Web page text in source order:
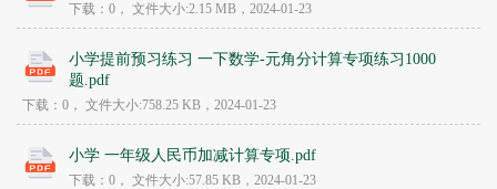
下载：0， 文件大小:2.15 MB ，2024-01-23
小学提前预习练习 一下数学-元角分计算专项练习1000
题.pdf
下载：0， 文件大小:758.25 KB ，2024-01-23
小学 一年级人民币加减计算专项.pdf
下载：0， 文件大小:57.85 KB ，2024-01-23